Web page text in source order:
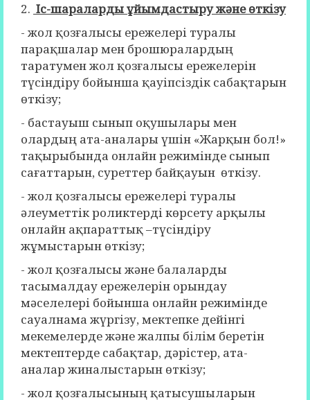
2. Іс-шараларды ұйымдастыру және өткізу
- жол қозғалысы ережелері туралы
парақшалар мен брошюралардың
таратумен жол қозғалысы ережелерін
түсіндіру бойынша қауіпсіздік сабақтарын
өткізу;
- бастауыш сынып оқушылары мен
олардың ата-аналары үшін «Жарқын бол!»
тақырыбында онлайн режимінде сынып
сағаттарын, суреттер байқауын өткізу.
- жол қозғалысы ережелері туралы
әлеуметтік роликтерді көрсету арқылы
онлайн ақпараттық –түсіндіру
жұмыстарын өткізу;
- жол қозғалысы және балаларды
тасымалдау ережелерін орындау
мәселелері бойынша онлайн режимінде
сауалнама жүргізу, мектепке дейінгі
мекемелерде және жалпы білім беретін
мектептерде сабақтар, дәрістер, ата-
аналар жиналыстарын өткізу;
- жол қозғалысының қатысушыларын